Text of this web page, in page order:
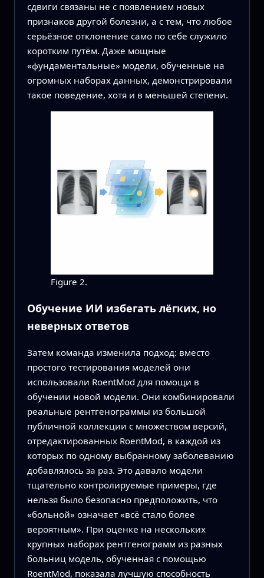
сдвиги связаны не с появлением новых
признаков другой болезни, а с тем, что любое
серьёзное отклонение само по себе служило
коротким путём. Даже мощные
«фундаментальные» модели, обученные на
огромных наборах данных, демонстрировали
такое поведение, хотя и в меньшей степени.
Figure 2.
Обучение ИИ избегать лёгких, но
неверных ответов
Затем команда изменила подход: вместо
простого тестирования моделей они
использовали RoentMod для помощи в
обучении новой модели. Они комбинировали
реальные рентгенограммы из большой
публичной коллекции с множеством версий,
отредактированных RoentMod, в каждой из
которых по одному выбранному заболеванию
добавлялось за раз. Это давало модели
тщательно контролируемые примеры, где
нельзя было безопасно предположить, что
«больной» означает «всё стало более
вероятным». При оценке на нескольких
крупных наборах рентгенограмм из разных
больниц модель, обученная с помощью
RoentMod, показала лучшую способность